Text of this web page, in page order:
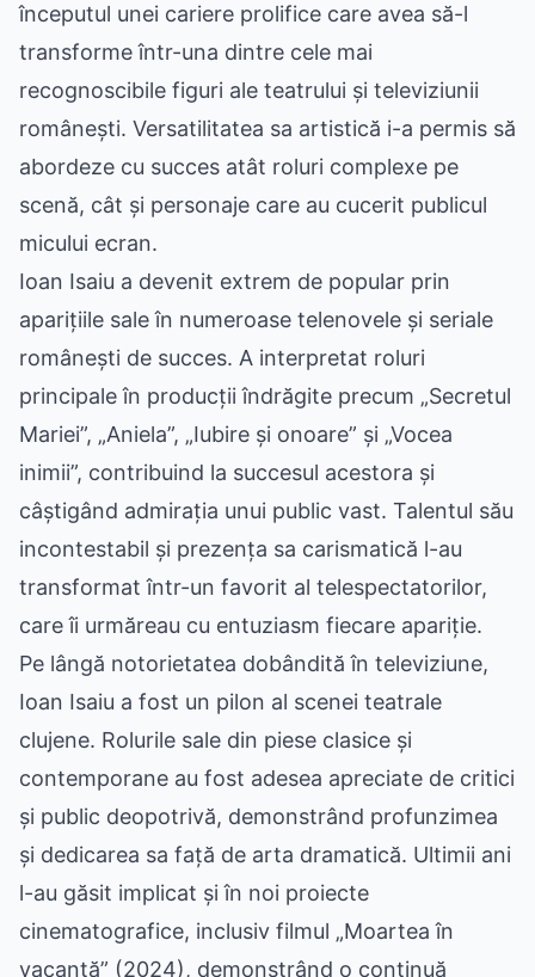
începutul unei cariere prolifice care avea să-l
transforme într-una dintre cele mai
recognoscibile figuri ale teatrului și televiziunii
românești. Versatilitatea sa artistică i-a permis să
abordeze cu succes atât roluri complexe pe
scenă, cât și personaje care au cucerit publicul
micului ecran.
Ioan Isaiu a devenit extrem de popular prin
aparițiile sale în numeroase telenovele și seriale
românești de succes. A interpretat roluri
principale în producții îndrăgite precum „Secretul
Mariei”, „Aniela”, „Iubire și onoare” și „Vocea
inimii”, contribuind la succesul acestora și
câștigând admirația unui public vast. Talentul său
incontestabil și prezența sa carismatică l-au
transformat într-un favorit al telespectatorilor,
care îi urmăreau cu entuziasm fiecare apariție.
Pe lângă notorietatea dobândită în televiziune,
Ioan Isaiu a fost un pilon al scenei teatrale
clujene. Rolurile sale din piese clasice și
contemporane au fost adesea apreciate de critici
și public deopotrivă, demonstrând profunzimea
și dedicarea sa față de arta dramatică. Ultimii ani
l-au găsit implicat și în noi proiecte
cinematografice, inclusiv filmul „Moartea în
vacanță” (2024), demonstrând o continuă